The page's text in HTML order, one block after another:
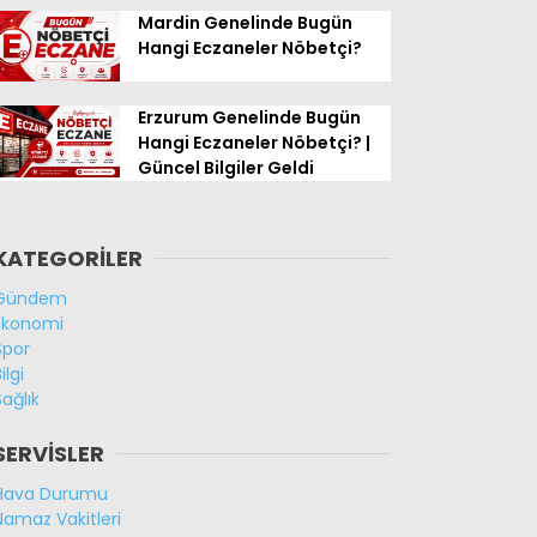
Mardin Genelinde Bugün
Hangi Eczaneler Nöbetçi?
Erzurum Genelinde Bugün
Hangi Eczaneler Nöbetçi? |
Güncel Bilgiler Geldi
Durumu
Vakitleri